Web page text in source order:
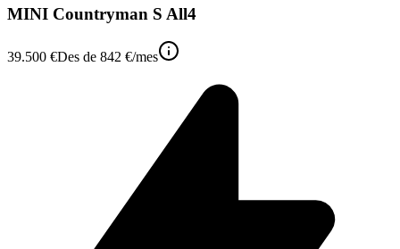
MINI Countryman S All4
39.500 €Des de 842 €/mes